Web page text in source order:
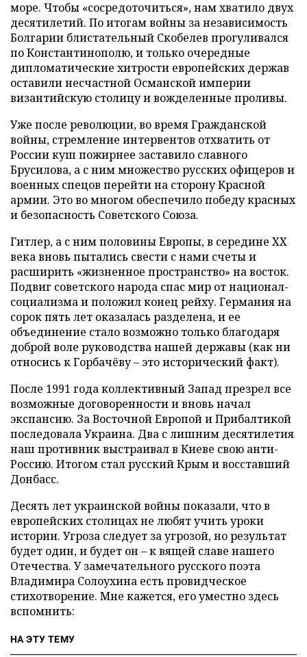
море. Чтобы «сосредоточиться», нам хватило двух
десятилетий. По итогам войны за независимость
Болгарии блистательный Скобелев прогуливался
по Константинополю, и только очередные
дипломатические хитрости европейских держав
оставили несчастной Османской империи
византийскую столицу и вожделенные проливы.
Уже после революции, во время Гражданской
войны, стремление интервентов отхватить от
России куш пожирнее заставило славного
Брусилова, а с ним множество русских офицеров и
военных спецов перейти на сторону Красной
армии. Это во многом обеспечило победу красных
и безопасность Советского Союза.
Гитлер, а с ним половины Европы, в середине XX
века вновь пытались свести с нами счеты и
расширить «жизненное пространство» на восток.
Подвиг советского народа спас мир от национал-
социализма и положил конец рейху. Германия на
сорок пять лет оказалась разделена, и ее
объединение стало возможно только благодаря
доброй воле руководства нашей державы (как ни
относись к Горбачёву – это исторический факт).
После 1991 года коллективный Запад презрел все
возможные договоренности и вновь начал
экспансию. За Восточной Европой и Прибалтикой
последовала Украина. Два с лишним десятилетия
наш противник выстраивал в Киеве свою анти-
Россию. Итогом стал русский Крым и восставший
Донбасс.
Десять лет украинской войны показали, что в
европейских столицах не любят учить уроки
истории. Угроза следует за угрозой, но результат
будет один, и будет он – к вящей славе нашего
Отечества. У замечательного русского поэта
Владимира Солоухина есть провидческое
стихотворение. Мне кажется, его уместно здесь
вспомнить:
НА ЭТУ ТЕМУ